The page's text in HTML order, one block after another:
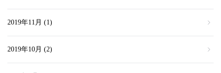
2019年11月 (1)
2019年10月 (2)